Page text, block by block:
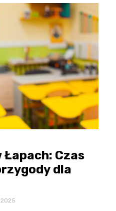
Łapach: Czas
dla